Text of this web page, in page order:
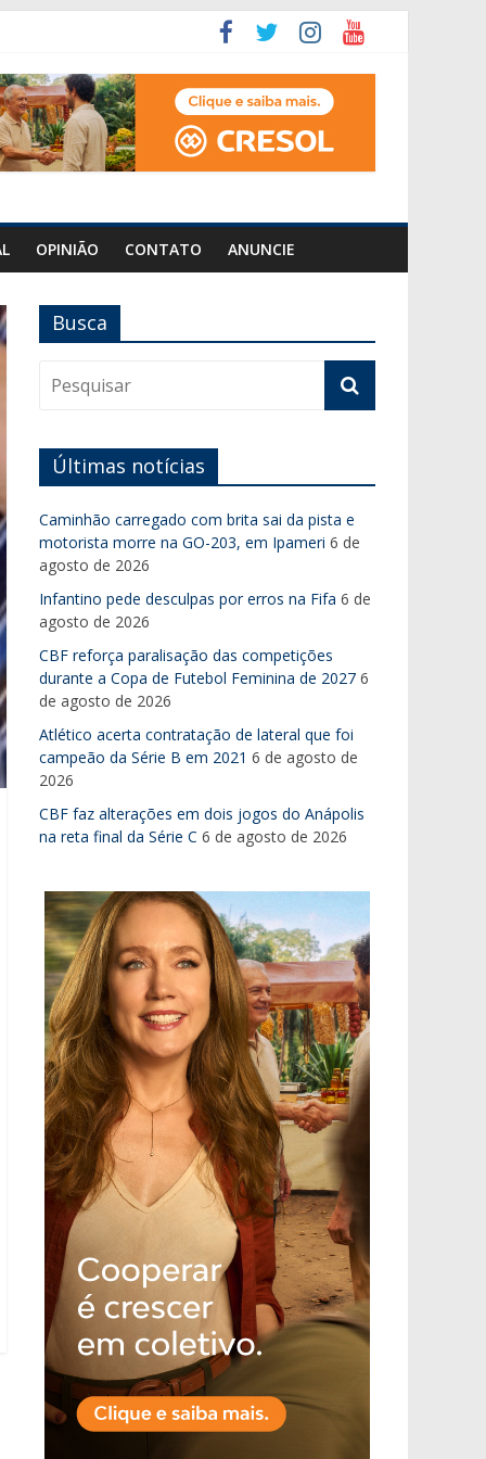
OPINIÃO CONTATO ANUNCIE
Busca
Últimas notícias
Caminhão carregado com brita sai da pista e
motorista morre na GO-203, em Ipameri 6 de
agosto de 2026
Infantino pede desculpas por erros na Fifa 6 de
agosto de 2026
CBF reforça paralisação das competições
durante a Copa de Futebol Feminina de 2027 6
de agosto de 2026
Atlético acerta contratação de lateral que foi
campeão da Série B em 2021 6 de agosto de
2026
CBF faz alterações em dois jogos do Anápolis
na reta final da Série C 6 de agosto de 2026